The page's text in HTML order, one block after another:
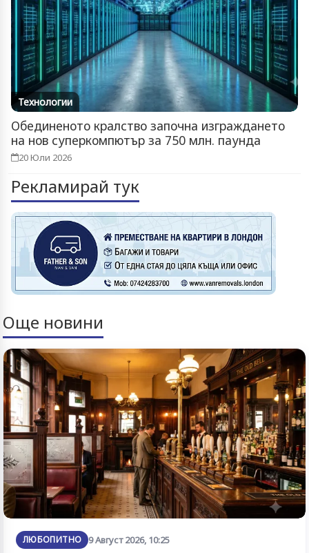
Технологии
Обединеното кралство започна изграждането
на нов суперкомпютър за 750 млн. паунда
20 Юли 2026
Рекламирай тук
Още новини
ЛЮБОПИТНО 9 Август 2026, 10:25